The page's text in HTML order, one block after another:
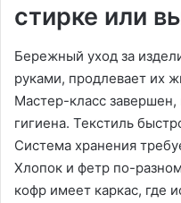
стирке или
Бережный уход за
руками, продлевает их
Мастер-класс
гигиена. Текстиль
Система хранения
Хлопок и фетр по-
кофр имеет каркас, где